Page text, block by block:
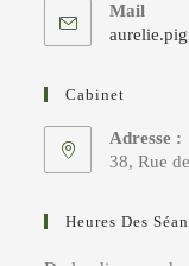
dans
Mail
Cabinet
Adresse :
38, Rue
Heures Des